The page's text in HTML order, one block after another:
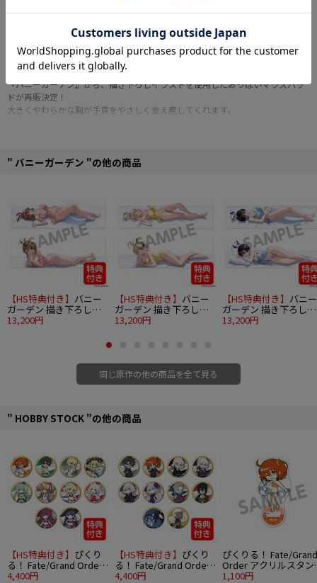
■サイズ：縦約273mm×横約242mm
商品の仕様
『バニーガーデン』から、描き下ろしイラストを使用したおっぱいマウスパッ
ドが再販決定！
大きくやわらかな胸が手首をやさしく支え癒してくれます。
" バニーガーデン "の他の商品
【HS特典付き】 バニー
ガーデン 描き下ろし添
い寝抱き枕カバー 花奈
13,200円
【HS特典付き】 バニー
ガーデン 描き下ろし添
い寝抱き枕カバー 凜
13,200円
【HS特典付き】 バニー
ガーデン 描き下ろし添
い寝抱き枕カバー 美羽
13,200円
同じ原作の他の商品を全て見る
" HOBBY STOCK "の他の商品
【HS特典付き】 ぴくり
る！ Fate/Grand Order
トレーディング缶バッジ
4,400円
【HS特典付き】 ぴくり
る！ Fate/Grand Order
トレーディング缶バッジ
4,400円
ぴくりる！ Fate/Grand
Order アクリルスタン
vol.7 マスター/主人公
1,100円